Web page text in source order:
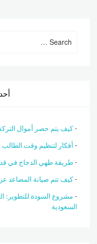
for:
كيف يتم حصر أموال
أفكار لتنظيم وقت
طريقة طهي الدجاج في
كيف تتم صيانة المصاعد
مشروع السودة للتطوير:
السعودية